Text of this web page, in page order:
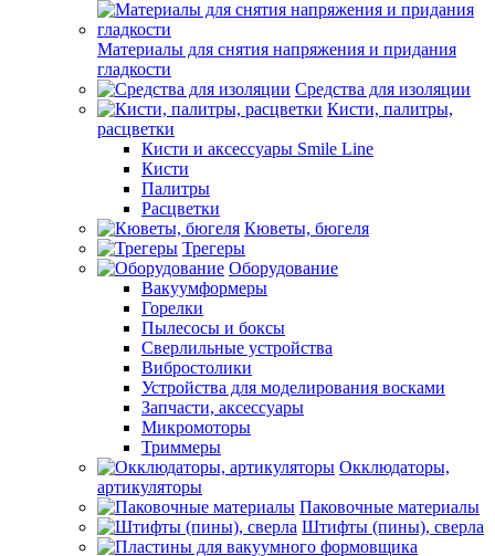
Материалы для снятия напряжения и придания
гладкости
Средства для изоляции
Кисти, палитры,
расцветки
Кисти и аксессуары Smile Line
Кисти
Палитры
Расцветки
Кюветы, бюгеля
Трегеры
Оборудование
Вакуумформеры
Горелки
Пылесосы и боксы
Сверлильные устройства
Вибростолики
Устройства для моделирования восками
Запчасти, аксессуары
Микромоторы
Триммеры
Окклюдаторы,
артикуляторы
Паковочные материалы
Штифты (пины), сверла